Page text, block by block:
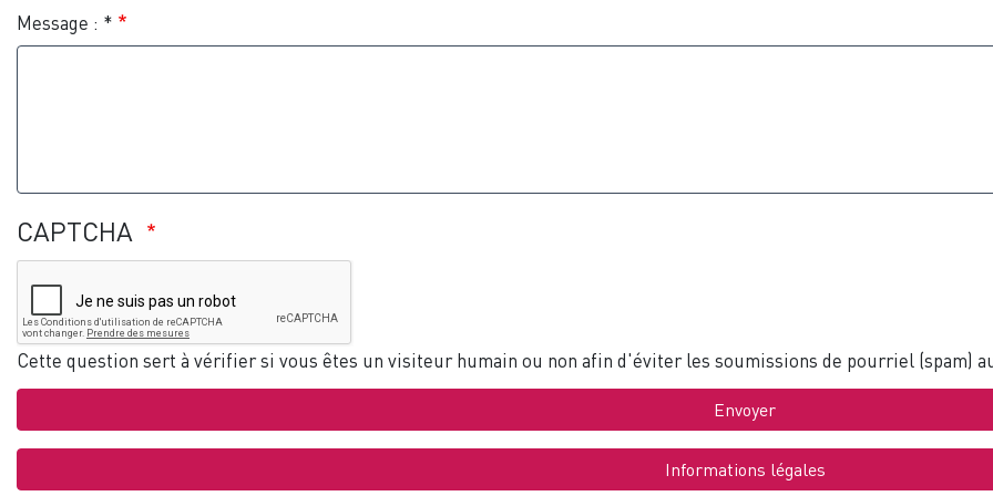
Message : *
CAPTCHA
Cette question sert à vérifier si vous êtes un visiteur humain ou non afin d'éviter les soumissions de pourriel (spam)
Envoyer
Informations légales